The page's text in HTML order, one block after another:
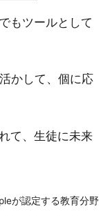
もツールとして
かして、個に応
て、生徒に未来
が認定する教育分野